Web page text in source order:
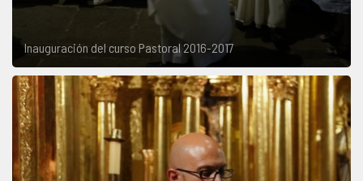
Inauguración del curso Pastoral 2016-2017